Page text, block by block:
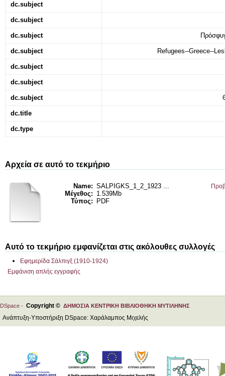
dc.subject
dc.subject
dc.subject
dc.subject Refugees--Greece--
dc.subject
dc.subject
dc.subject
dc.title
dc.type
Αρχεία σε αυτό το τεκμήριο
Name: SALPIGKS_1_2_1923 ...
Μέγεθος: 1.539Mb
Τύπος:
PDF
Αυτό το τεκμήριο εμφανίζεται στις ακόλουθες συλλογές
Εφημερίδα Σάλπιγξ (1910-1924)
Εμφάνιση απλής εγγραφής
DSpace - Copyright © ΔΗΜΟΣΙΑ ΚΕΝΤΡΙΚΗ ΒΙΒΛΙΟΘΗΚΗ ΜΥΤΙΛΗΝΗΣ
Ανάπτυξη-Υποστήριξη DSpace: Χαράλαμπος Μιχελής